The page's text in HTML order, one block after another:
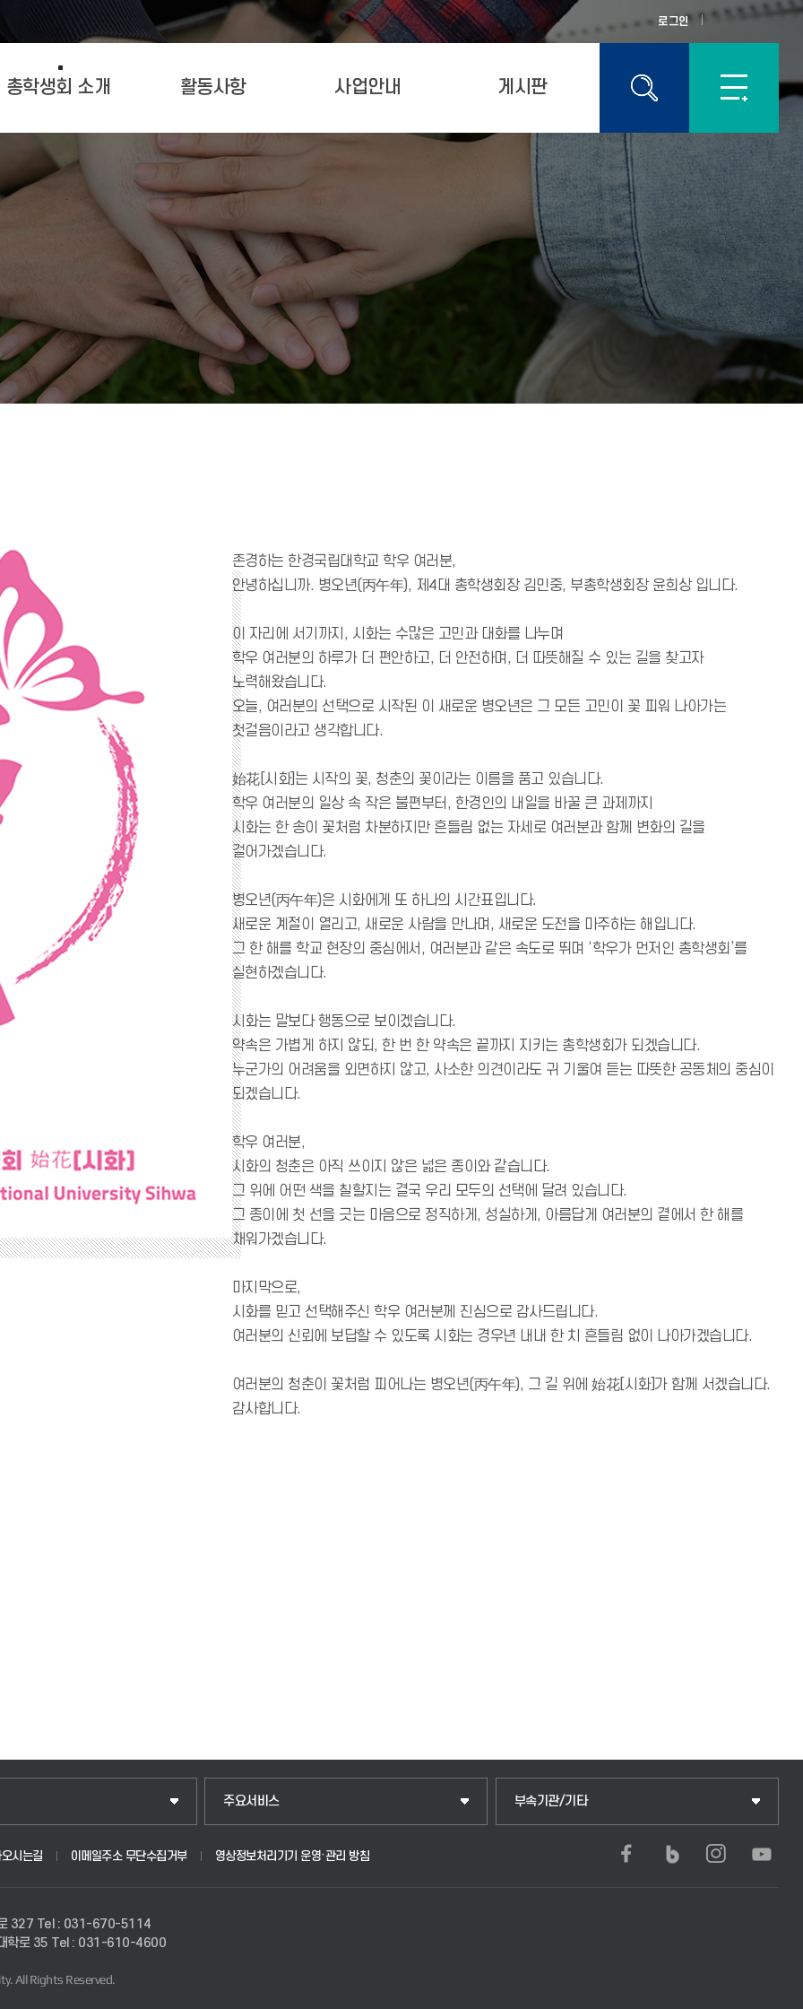
로그인
총학생회 소개 활동사항 사업안내 게시판
존경하는 한경국립대학교 학우 여러분,
안녕하십니까. 병오년(丙午年), 제4대 총학생회장 김민중, 부총학생회장 윤희상 입니다.
이 자리에 서기까지, 시화는 수많은 고민과 대화를 나누며
학우 여러분의 하루가 더 편안하고, 더 안전하며, 더 따뜻해질 수 있는 길을 찾고자
노력해왔습니다.
오늘, 여러분의 선택으로 시작된 이 새로운 병오년은 그 모든 고민이 꽃 피워 나아가는
첫걸음이라고 생각합니다.
始花[시화]는 시작의 꽃, 청춘의 꽃이라는 이름을 품고 있습니다.
학우 여러분의 일상 속 작은 불편부터, 한경인의 내일을 바꿀 큰 과제까지
시화는 한 송이 꽃처럼 차분하지만 흔들림 없는 자세로 여러분과 함께 변화의 길을
걸어가겠습니다.
병오년(丙午年)은 시화에게 또 하나의 시간표입니다.
새로운 계절이 열리고, 새로운 사람을 만나며, 새로운 도전을 마주하는 해입니다.
그 한 해를 학교 현장의 중심에서, 여러분과 같은 속도로 뛰며 ‘학우가 먼저인 총학생회’를
실현하겠습니다.
시화는 말보다 행동으로 보이겠습니다.
약속은 가볍게 하지 않되, 한 번 한 약속은 끝까지 지키는 총학생회가 되겠습니다.
누군가의 어려움을 외면하지 않고, 사소한 의견이라도 귀 기울여 듣는 따뜻한 공동체의 중심이
되겠습니다.
학우 여러분,
시화의 청춘은 아직 쓰이지 않은 넓은 종이와 같습니다.
그 위에 어떤 색을 칠할지는 결국 우리 모두의 선택에 달려 있습니다.
그 종이에 첫 선을 긋는 마음으로 정직하게, 성실하게, 아름답게 여러분의 곁에서 한 해를
채워가겠습니다.
마지막으로,
시화를 믿고 선택해주신 학우 여러분께 진심으로 감사드립니다.
여러분의 신뢰에 보답할 수 있도록 시화는 경우년 내내 한 치 흔들림 없이 나아가겠습니다.
여러분의 청춘이 꽃처럼 피어나는 병오년(丙午年), 그 길 위에 始花[시화]가 함께 서겠습니다.
감사합니다.
주요서비스
입학안내
웹메일
부속기관/기타
중앙도서관
시는길 이메일주소 무단수집거부 영상정보처리기기 운영·관리 방침
327 Tel : 031-670-5114
학로 35 Tel : 031-610-4600
All Rights Reserved.